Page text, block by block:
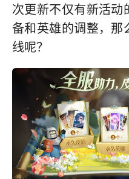
次更新不仅有新活动
备和英雄的调整，那
线呢？